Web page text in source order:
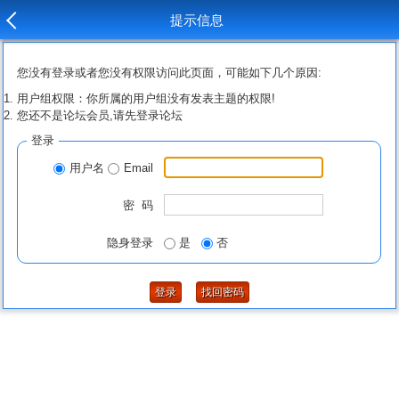
提示信息
您没有登录或者您没有权限访问此页面，可能如下几个原因:
用户组权限：你所属的用户组没有发表主题的权限!
您还不是论坛会员,请先登录论坛
登录
用户名 Email
密 码
隐身登录 是 否